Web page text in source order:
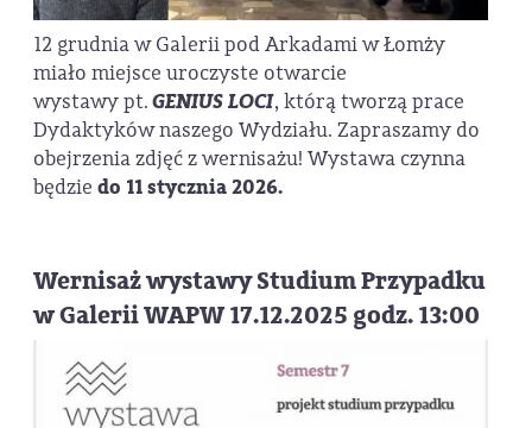
12 grudnia w Galerii pod Arkadami w Łomży
miało miejsce uroczyste otwarcie
wystawypt.GENIUS LOCI, którą tworzą prace
Dydaktyków naszego Wydziału. Zapraszamy do
obejrzenia zdjęć z wernisażu! Wystawa czynna
będzie do 11 stycznia 2026.
Wernisaż wystawy Studium Przypadku
w Galerii WAPW 17.12.2025 godz. 13:00